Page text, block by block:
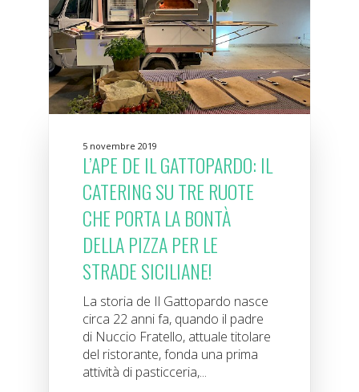
5 novembre 2019
L’APE DE IL GATTOPARDO: IL
CATERING SU TRE RUOTE
CHE PORTA LA BONTÀ
DELLA PIZZA PER LE
STRADE SICILIANE!
La storia de Il Gattopardo nasce
circa 22 anni fa, quando il padre
di Nuccio Fratello, attuale titolare
del ristorante, fonda una prima
attività di pasticceria,...